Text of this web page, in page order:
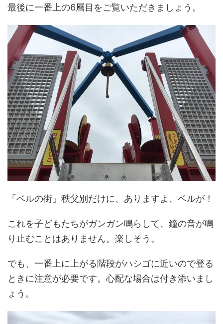
最後に一番上の6層目をご覧いただきましょう。
「ベルの街」秩父別だけに、ありますよ、ベルが！
これを子どもたちがガンガン鳴らして、鐘の音が鳴
り止むことはありません。楽しそう。
でも、一番上に上がる階段がハシゴに近いので登る
ときに注意が必要です。心配な場合は付き添いまし
ょう。